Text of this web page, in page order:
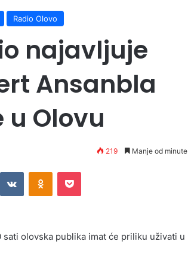
Radio Olovo
najavljuje
Ansanbla
u Olovu
219 Manje od minute
VKontakteOdnoklassniki
Pocket
olovska publika imat će priliku uživati u